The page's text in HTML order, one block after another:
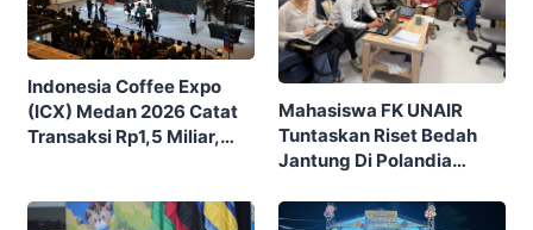
Indonesia Coffee Expo
(ICX) Medan 2026 Catat
Transaksi Rp1,5 Miliar,
Mahasiswa FK UNAIR
Tuntaskan Riset Bedah
Jantung Di Polandia
SCORE